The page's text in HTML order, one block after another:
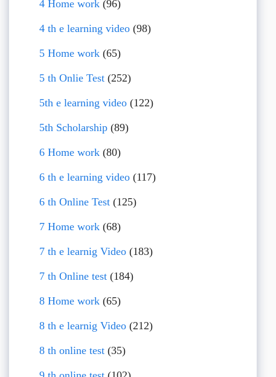
4 Home work(96)
4 th e learning video(98)
5 Home work(65)
5 th Onlie Test(252)
5th e learning video(122)
5th Scholarship(89)
6 Home work(80)
6 th e learning video(117)
6 th Online Test(125)
7 Home work(68)
7 th e learnig Video(183)
7 th Online test(184)
8 Home work(65)
8 th e learnig Video(212)
8 th online test(35)